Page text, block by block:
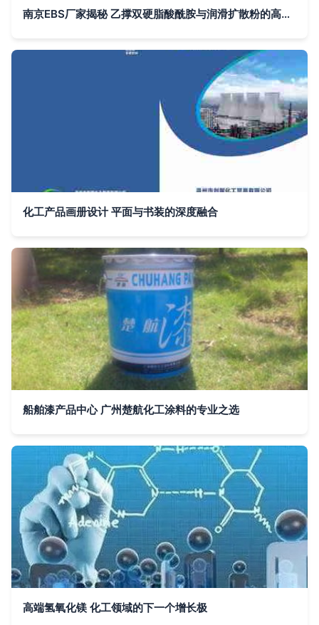
南京EBS厂家揭秘 乙撑双硬脂酸酰胺与润滑扩散粉的高清细节图分析——以盛彤悦化工科技为例
化工产品画册设计 平面与书装的深度融合
船舶漆产品中心 广州楚航化工涂料的专业之选
高端氢氧化镁 化工领域的下一个增长极